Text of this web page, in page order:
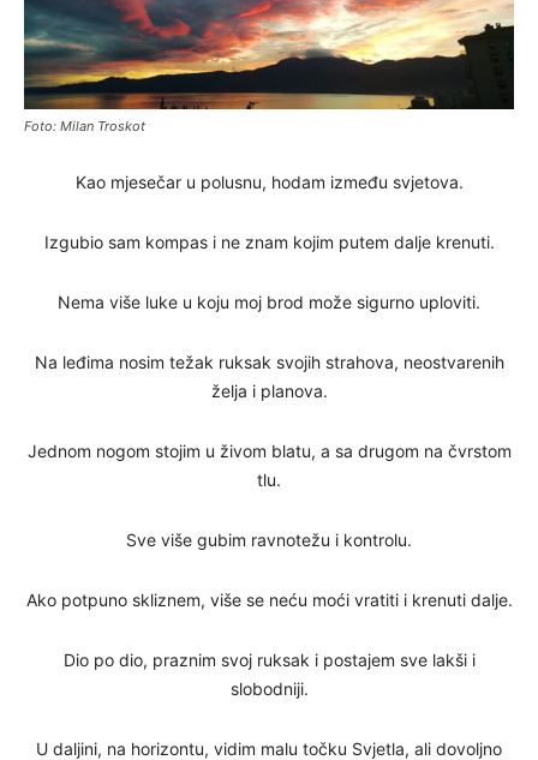
Foto: Milan Troskot
Kao mjesečar u polusnu, hodam između svjetova.
Izgubio sam kompas i ne znam kojim putem dalje krenuti.
Nema više luke u koju moj brod može sigurno uploviti.
Na leđima nosim težak ruksak svojih strahova, neostvarenih
želja i planova.
Jednom nogom stojim u živom blatu, a sa drugom na čvrstom
tlu.
Sve više gubim ravnotežu i kontrolu.
Ako potpuno skliznem, više se neću moći vratiti i krenuti dalje.
Dio po dio, praznim svoj ruksak i postajem sve lakši i
slobodniji.
U daljini, na horizontu, vidim malu točku Svjetla, ali dovoljno